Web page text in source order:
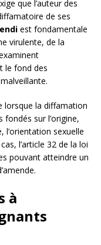
que l’auteur des
de ses
est fondamentale
virulente, de la
le fond des
lorsque la diffamation
sur l’origine,
l’orientation sexuelle
l’article 32 de la loi
pouvant atteindre un
à